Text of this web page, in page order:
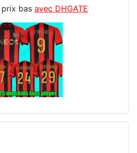
bas avec DHGATE